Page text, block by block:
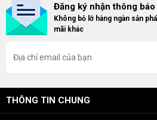
khách hàng sở hữu VGA Radeon
RX 9070 / RX 9070 XT.
dòng
bạn
Đăng ký nhận thông
Không bỏ lỡ hàng ngàn sản
mãi khác
THÔNG TIN CHUNG